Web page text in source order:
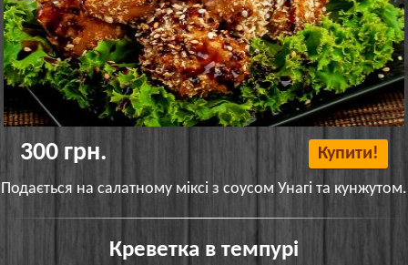
300 грн. Купити!
Подається на салатному міксі з соусом Унагі та кунжутом.
Креветка в темпурі